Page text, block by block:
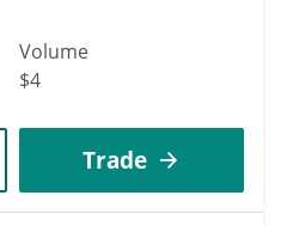
Volume
$4
Trade